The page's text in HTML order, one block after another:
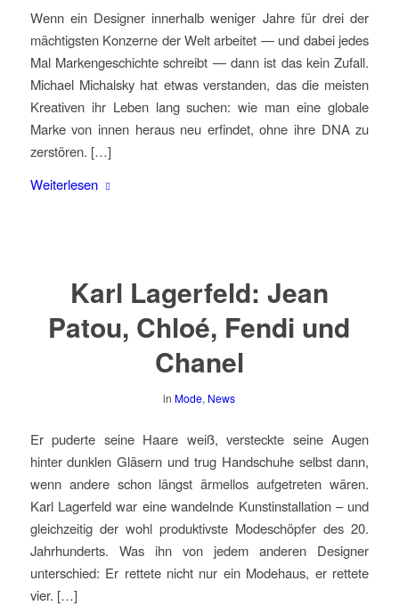
Wenn ein Designer innerhalb weniger Jahre für drei der
mächtigsten Konzerne der Welt arbeitet — und dabei jedes
Mal Markengeschichte schreibt — dann ist das kein Zufall.
Michael Michalsky hat etwas verstanden, das die meisten
Kreativen ihr Leben lang suchen: wie man eine globale
Marke von innen heraus neu erfindet, ohne ihre DNA zu
zerstören. […]
Weiterlesen
Karl Lagerfeld: Jean
Patou, Chloé, Fendi und
Chanel
in Mode, News
Er puderte seine Haare weiß, versteckte seine Augen
hinter dunklen Gläsern und trug Handschuhe selbst dann,
wenn andere schon längst ärmellos aufgetreten wären.
Karl Lagerfeld war eine wandelnde Kunstinstallation – und
gleichzeitig der wohl produktivste Modeschöpfer des 20.
Jahrhunderts. Was ihn von jedem anderen Designer
unterschied: Er rettete nicht nur ein Modehaus, er rettete
vier. […]